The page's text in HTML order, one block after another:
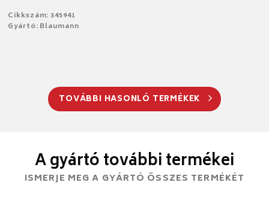
Cikkszám: 345941
Gyártó: Blaumann
TOVÁBBI HASONLÓ TERMÉKEK
A gyártó további termékei
ISMERJE MEG A GYÁRTÓ ÖSSZES TERMÉKÉT